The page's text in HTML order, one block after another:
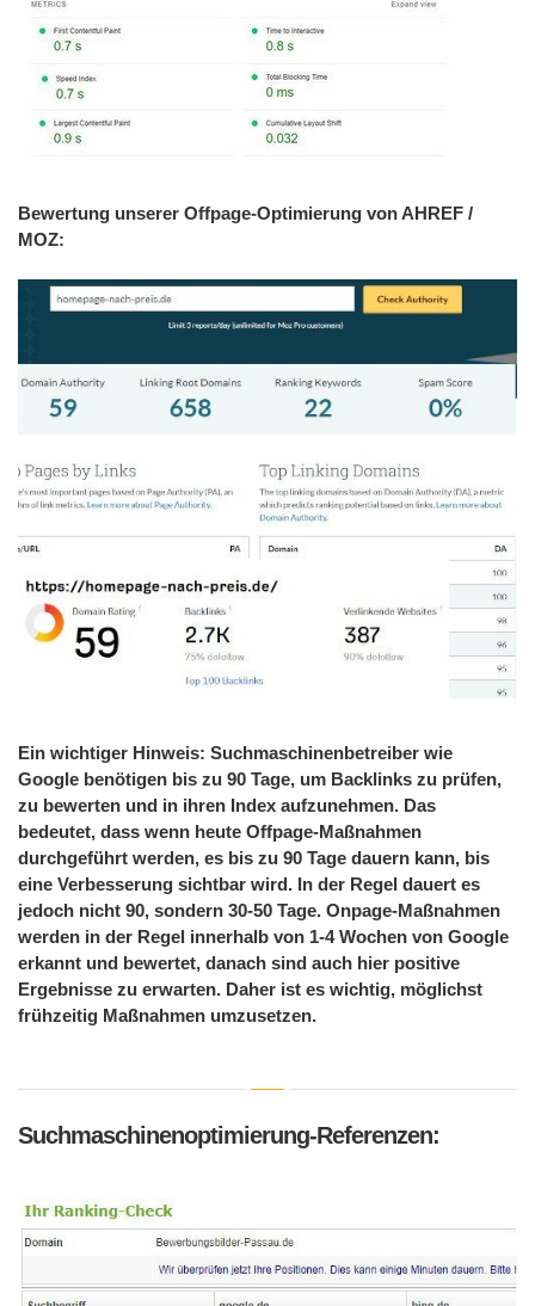
Bewertung unserer Offpage-Optimierung von AHREF /
MOZ:
Ein wichtiger Hinweis: Suchmaschinenbetreiber wie
Google benötigen bis zu 90 Tage, um Backlinks zu prüfen,
zu bewerten und in ihren Index aufzunehmen. Das
bedeutet, dass wenn heute Offpage-Maßnahmen
durchgeführt werden, es bis zu 90 Tage dauern kann, bis
eine Verbesserung sichtbar wird. In der Regel dauert es
jedoch nicht 90, sondern 30-50 Tage. Onpage-Maßnahmen
werden in der Regel innerhalb von 1-4 Wochen von Google
erkannt und bewertet, danach sind auch hier positive
Ergebnisse zu erwarten. Daher ist es wichtig, möglichst
frühzeitig Maßnahmen umzusetzen.
Suchmaschinenoptimierung-Referenzen: